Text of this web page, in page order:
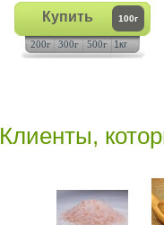
Купить 100г
200г 300г 500г 1кг
Клиенты,